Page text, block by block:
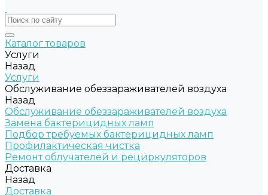
Каталог товаров
Услуги
Назад
Услуги
Обслуживание обеззараживателей воздуха
Назад
Обслуживание обеззараживателей воздуха
Замена бактерицидных ламп
Подбор требуемых бактерицидных ламп
Профилактическая чистка
Ремонт облучателей и рециркуляторов
Доставка
Назад
Доставка